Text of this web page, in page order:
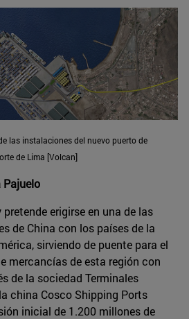
las instalaciones del nuevo puerto de
de Lima [Volcan]
Pajuelo
erigirse en una de las
de China con los países de la
sirviendo de puente para el
mercancías de esta región con
de la sociedad Terminales
china Cosco Shipping Ports
inicial de 1.200 millones de